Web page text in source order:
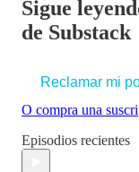
Sigue
de Substack
Reclamar mi
O compra una
Episodios recientes